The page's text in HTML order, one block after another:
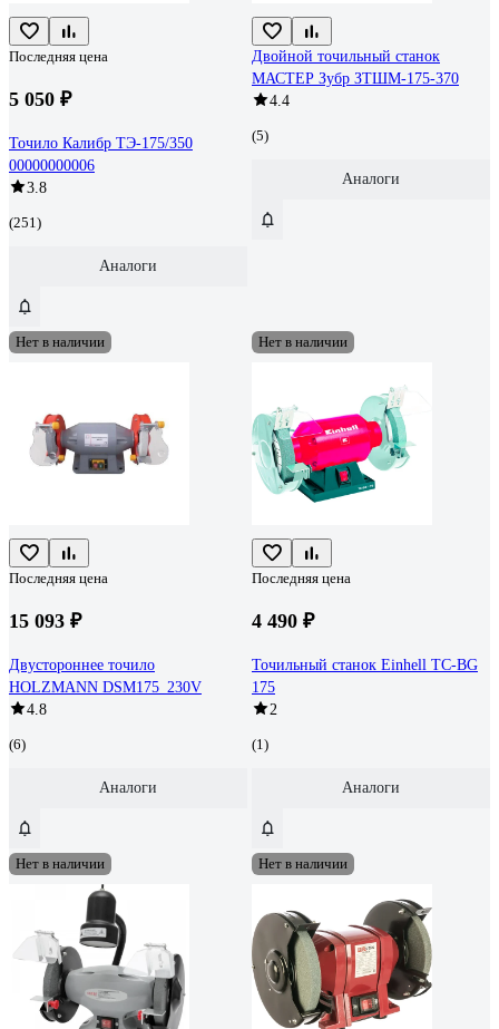
Последняя цена
5 050 ₽
Точило Калибр ТЭ-175/350
00000000006
3.8
(251)
Аналоги
Двойной точильный станок
МАСТЕР Зубр ЗТШМ-175-370
4.4
(5)
Аналоги
Нет в наличии
Последняя цена
15 093 ₽
Двустороннее точило
HOLZMANN DSM175_230V
4.8
(6)
Аналоги
Нет в наличии
Последняя цена
4 490 ₽
Точильный станок Einhell TC-BG
175
2
(1)
Аналоги
Нет в наличии Нет в наличии